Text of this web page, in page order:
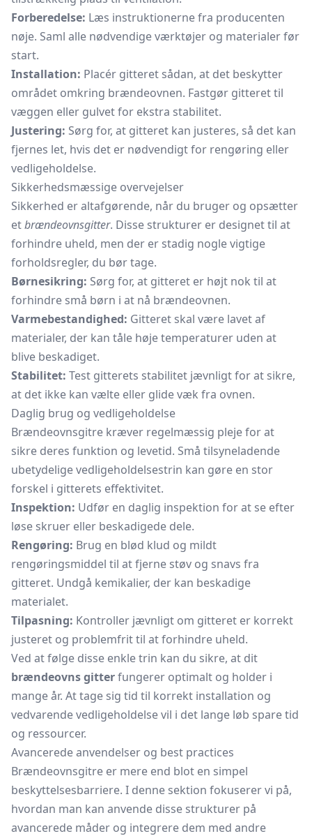
Forberedelse: Læs instruktionerne fra producenten
nøje. Saml alle nødvendige værktøjer og materialer før
start.
Installation: Placér gitteret sådan, at det beskytter
området omkring brændeovnen. Fastgør gitteret til
væggen eller gulvet for ekstra stabilitet.
Justering: Sørg for, at gitteret kan justeres, så det kan
fjernes let, hvis det er nødvendigt for rengøring eller
vedligeholdelse.
Sikkerhedsmæssige overvejelser
Sikkerhed er altafgørende, når du bruger og opsætter
etbrændeovnsgitter. Disse strukturer er designet til at
forhindre uheld, men der er stadig nogle vigtige
forholdsregler, du bør tage.
Børnesikring: Sørg for, at gitteret er højt nok til at
forhindre små børn i at nå brændeovnen.
Varmebestandighed: Gitteret skal være lavet af
materialer, der kan tåle høje temperaturer uden at
blive beskadiget.
Stabilitet: Test gitterets stabilitet jævnligt for at sikre,
at det ikke kan vælte eller glide væk fra ovnen.
Daglig brug og vedligeholdelse
Brændeovnsgitre kræver regelmæssig pleje for at
sikre deres funktion og levetid. Små tilsyneladende
ubetydelige vedligeholdelsestrin kan gøre en stor
forskel i gitterets effektivitet.
Inspektion: Udfør en daglig inspektion for at se efter
løse skruer eller beskadigede dele.
Rengøring: Brug en blød klud og mildt
rengøringsmiddel til at fjerne støv og snavs fra
gitteret. Undgå kemikalier, der kan beskadige
materialet.
Tilpasning: Kontroller jævnligt om gitteret er korrekt
justeret og problemfrit til at forhindre uheld.
Ved at følge disse enkle trin kan du sikre, at dit
brændeovns gitterfungerer optimalt og holder i
mange år. At tage sig tid til korrekt installation og
vedvarende vedligeholdelse vil i det lange løb spare tid
og ressourcer.
Avancerede anvendelser og best practices
Brændeovnsgitre er mere end blot en simpel
beskyttelsesbarriere. I denne sektion fokuserer vi på,
hvordan man kan anvende disse strukturer på
avancerede måder og integrere dem med andre